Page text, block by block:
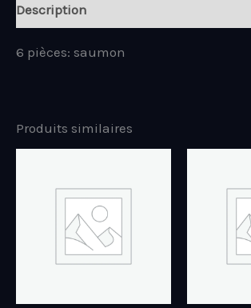
Description
6 pièces: saumon
Produits similaires